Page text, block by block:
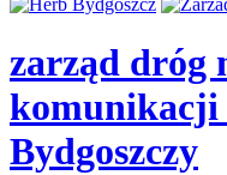
zarząd dróg
komunikacji
Bydgoszczy